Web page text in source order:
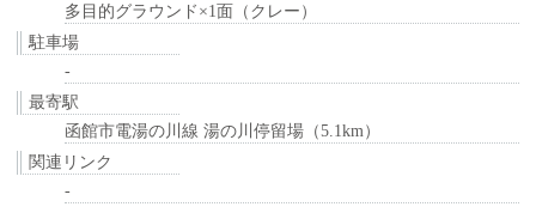
多目的グラウンド×1面（クレー）
駐車場
-
最寄駅
函館市電湯の川線 湯の川停留場（5.1km）
関連リンク
-